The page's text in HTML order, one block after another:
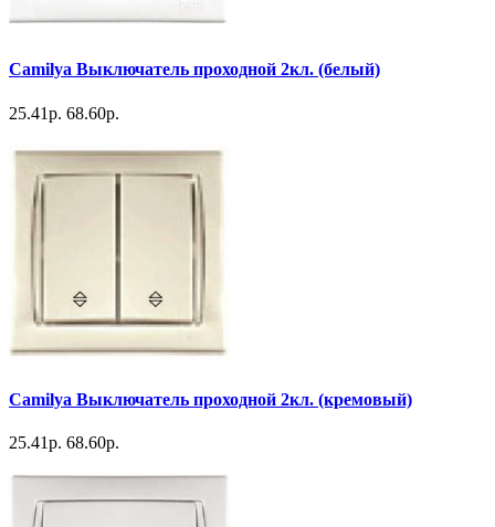
Camilya Выключатель проходной 2кл. (белый)
25.41р. 68.60р.
Camilya Выключатель проходной 2кл. (кремовый)
25.41р. 68.60р.